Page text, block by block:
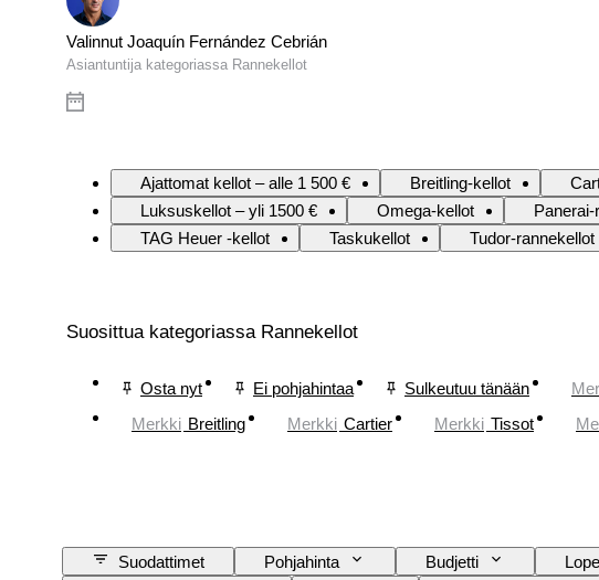
Valinnut Joaquín Fernández Cebrián
Asiantuntija kategoriassa Rannekellot
Ajattomat kellot – alle 1 500 € Breitling-kellot
Luksuskellot – yli 1500 €
Omega-kellot
TAG Heuer -kellot
Taskukellot Tudor-rannekellot
Suosittua kategoriassa Rannekellot
Osta nyt Ei pohjahintaa Sulkeutuu tänään
Merkki Breitling Merkki Cartier Merkki Tissot
Suodattimet Pohjahinta Budjetti